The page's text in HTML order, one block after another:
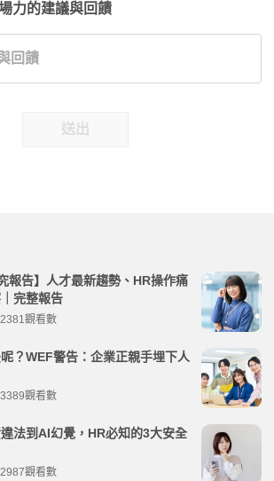
力的建議與回饋
送出
報告】人才最新趨勢、HR操作痛
完整報告
觀看數
？WEF警告：企業正親手埋下人
觀看數
法到AI幻覺，HR必知的3大安全
觀看數